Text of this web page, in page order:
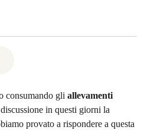
consumando gli allevamenti
in questi giorni la
provato a rispondere a questa